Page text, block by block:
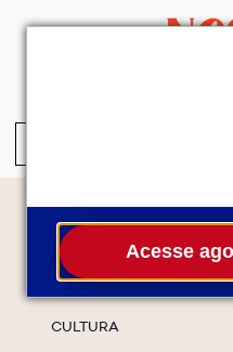
Acesse
Temas
CULTURA